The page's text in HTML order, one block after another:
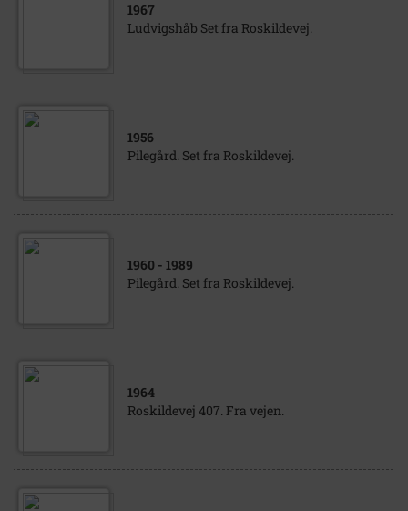
1967
Ludvigshåb Set fra Roskildevej.
1956
Pilegård. Set fra Roskildevej.
1960 - 1989
Pilegård. Set fra Roskildevej.
1964
Roskildevej 407. Fra vejen.